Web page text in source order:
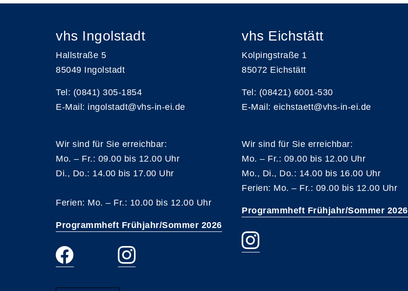
vhs Ingolstadt
Hallstraße 5
85049 Ingolstadt
Tel: (0841) 305-1854
E-Mail: ingolstadt@vhs-in-ei.de
Wir sind für Sie erreichbar:
Mo. – Fr.: 09.00 bis 12.00 Uhr
Di., Do.: 14.00 bis 17.00 Uhr
Ferien: Mo. – Fr.: 10.00 bis 12.00 Uhr
Programmheft Frühjahr/Sommer 2026
vhs Eichstätt
Kolpingstraße 1
85072 Eichstätt
Tel: (08421) 6001-530
E-Mail: eichstaett@vhs-in-ei.de
Wir sind für Sie erreichbar:
Mo. – Fr.: 09.00 bis 12.00 Uhr
Mo., Di., Do.: 14.00 bis 16.00 Uhr
Ferien: Mo. – Fr.: 09.00 bis 12.00 Uhr
Programmheft Frühjahr/Sommer 2026